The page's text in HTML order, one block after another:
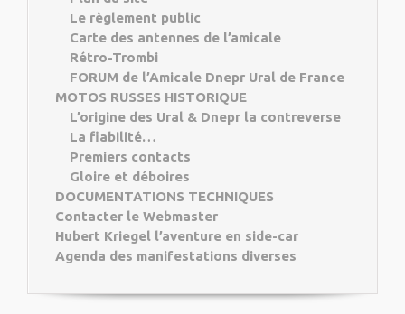
Le règlement public
Carte des antennes de l’amicale
Rétro-Trombi
FORUM de l’Amicale Dnepr Ural de France
MOTOS RUSSES HISTORIQUE
L’origine des Ural & Dnepr la contreverse
La fiabilité…
Premiers contacts
Gloire et déboires
DOCUMENTATIONS TECHNIQUES
Contacter le Webmaster
Hubert Kriegel l’aventure en side-car
Agenda des manifestations diverses